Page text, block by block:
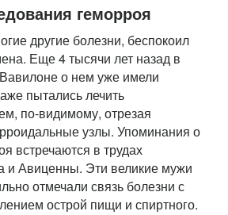
геморроя
другие болезни, беспокоил
Еще 4 тысячи лет назад в
о нем уже имели
пытались лечить
по-видимому, отрезая
узлы. Упоминания о
встречаются в трудах
и Авиценны. Эти великие мужи
отмечали связь болезни с
острой пищи и спиртного.